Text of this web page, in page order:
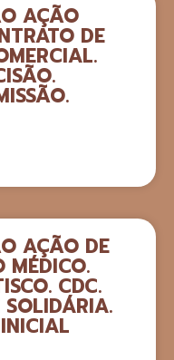
AÇÃO
DE
AÇÃO DE
MÉDICO.
CDC.
SOLIDÁRIA.